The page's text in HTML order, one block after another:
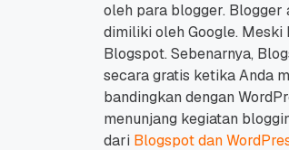
oleh para blogger. Blogger
dimiliki oleh Google. Meski
Blogspot. Sebenarnya,
secara gratis ketika Anda
bandingkan dengan
menunjang kegiatan
dari Blogspot dan